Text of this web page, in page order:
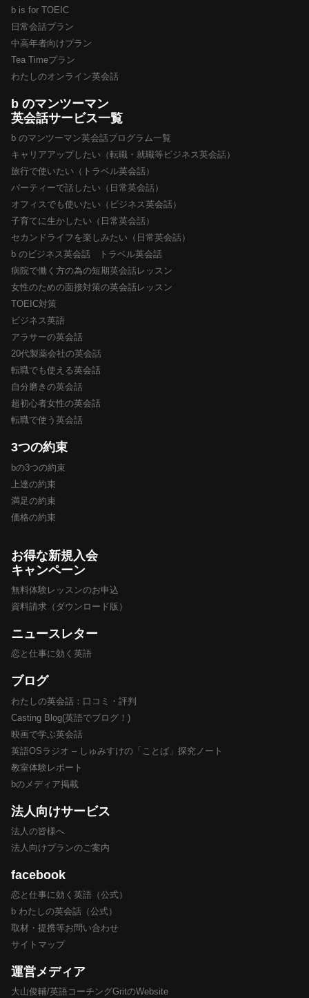
b is for TOEIC
日常会話プラン
中高年者向けプラン
Tea Timeプラン
わたしのオンライン英会話
b のマンツーマン
英会話サービス一覧
b のマンツーマン英会話プログラム一覧
キャリアアップしたい（転職・就職等ビジネス英会話）
旅行で使いたい（トラベル英会話）
パーティーで話したい（日常英会話）
オフィスでも使いたい（ビジネス英会話）
子育てに生かしたい（日常英会話）
セカンドライフを楽しみたい（日常英会話）
b のビジネス英会話 トラベル英会話
病院で働く方の為の短期英会話レッスン
女性のための面接対策の英会話レッスン
TOEIC対策
ビジネス英語
アラサーの英会話
20代製薬会社の英会話
転職でも使える英会話
自分磨きの英会話
超初心者女性の英会話
転職で使う英会話
3つの約束
bの3つの約束
上達の約束
満足の約束
価格の約束
お得な新規入会
キャンペーン
無料体験レッスンのお申込
資料請求（ダウンロード版）
ニュースレター
恋と仕事に効く英語
ブログ
わたしの英会話：口コミ・評判
Casting Blog(英語でブログ！)
映画で学ぶ英会話
英語OSラジオ – しゅみすけの「ことば」探究ノート
教室体験レポート
bのメディア掲載
法人向けサービス
法人の皆様へ
法人向けプランのご案内
facebook
恋と仕事に効く英語（公式）
b わたしの英会話（公式）
取材・提携等お問い合わせ
サイトマップ
運営メディア
大山俊輔/英語コーチングGritのWebsite